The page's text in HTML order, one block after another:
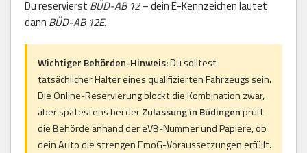
Du reservierst BÜD-AB 12– dein E-Kennzeichen lautet
dann BÜD-AB 12E.
Wichtiger Behörden-Hinweis:Du solltest
tatsächlicher Halter eines qualifizierten Fahrzeugs sein.
Die Online-Reservierung blockt die Kombination zwar,
aber spätestens bei derZulassung in Büdingenprüft
die Behörde anhand der eVB-Nummer und Papiere, ob
dein Auto die strengen EmoG-Voraussetzungen erfüllt.